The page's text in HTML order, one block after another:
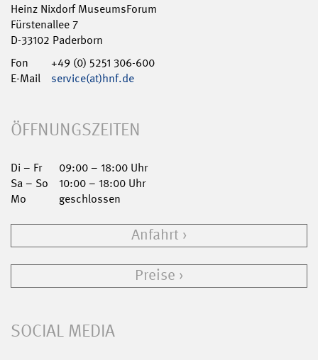
Heinz Nixdorf MuseumsForum
Fürstenallee 7
D-33102 Paderborn
Fon
+49 (0) 5251 306-600
E-Mail
service(at)hnf.de
ÖFFNUNGSZEITEN
Di – Fr
09:00 – 18:00 Uhr
Sa – So
10:00 – 18:00 Uhr
Mo
geschlossen
Anfahrt
Preise
SOCIAL MEDIA